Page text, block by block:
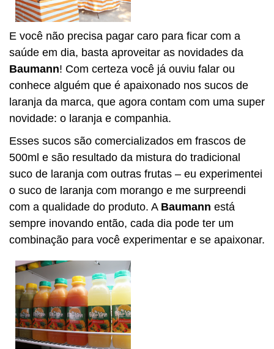
E você não precisa pagar caro para ficar com a
saúde em dia, basta aproveitar as novidades da
Baumann! Com certeza você já ouviu falar ou
conhece alguém que é apaixonado nos sucos de
laranja da marca, que agora contam com uma super
novidade: o laranja e companhia.
Esses sucos são comercializados em frascos de
500ml e são resultado da mistura do tradicional
suco de laranja com outras frutas – eu experimentei
o suco de laranja com morango e me surpreendi
com a qualidade do produto. A Baumann está
sempre inovando então, cada dia pode ter um
combinação para você experimentar e se apaixonar.